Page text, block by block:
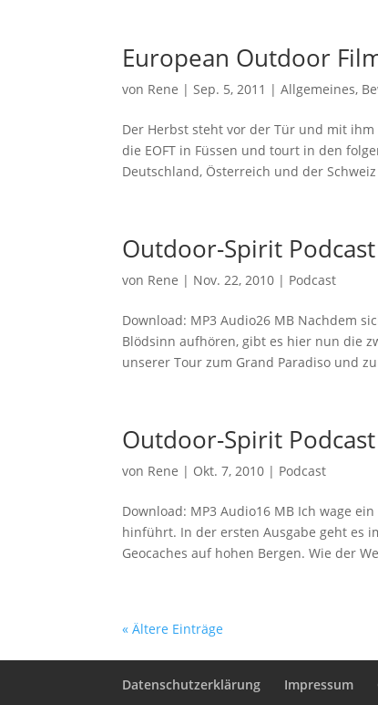
European Outdoor
von Rene |Sep. 5, 2011 |Allgemeines,
Der Herbst steht vor der Tür und mit
die EOFT in Füssen und tourt in den
Deutschland, Österreich und der
Outdoor-Spirit
von Rene | Nov. 22, 2010 | Podcast
Download: MP3 Audio26 MB Nachdem
Blödsinn aufhören, gibt es hier nun die
unserer Tour zum Grand Paradiso und
Outdoor-Spirit
von Rene | Okt. 7, 2010 | Podcast
Download: MP3 Audio16 MB Ich wage
hinführt. In der ersten Ausgabe geht es
Geocaches auf hohen Bergen. Wie der
« Ältere Einträge
Datenschutzerklärung Impressum